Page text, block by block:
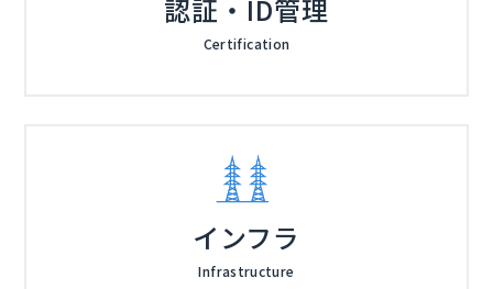
認証・ID管理
Certification
インフラ
Infrastructure